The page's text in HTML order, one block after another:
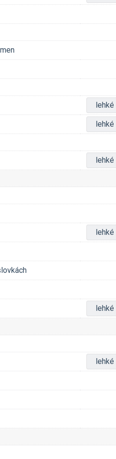
lehké
lehké
lehké
lehké
lehké
lehké